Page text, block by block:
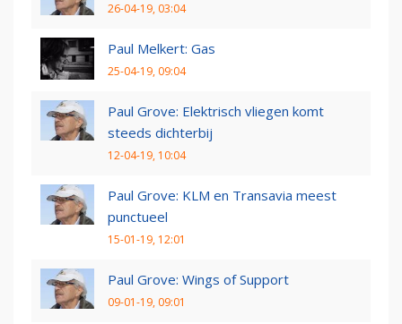
26-04-19, 03:04
Paul Melkert: Gas
25-04-19, 09:04
Paul Grove: Elektrisch vliegen komt
steeds dichterbij
12-04-19, 10:04
Paul Grove: KLM en Transavia meest
punctueel
15-01-19, 12:01
Paul Grove: Wings of Support
09-01-19, 09:01